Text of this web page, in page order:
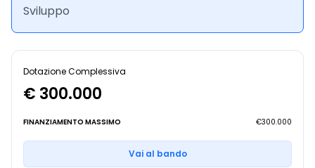
Sviluppo
Dotazione Complessiva
€ 300.000
FINANZIAMENTO MASSIMO €300.000
Vai al bando